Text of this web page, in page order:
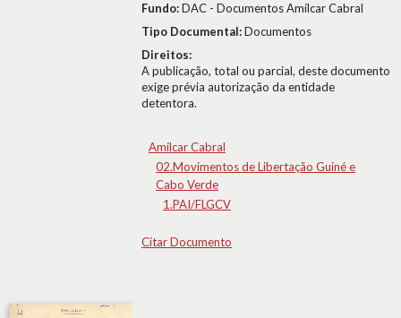
Fundo:DAC - Documentos Amílcar Cabral
Tipo Documental:Documentos
Direitos:
A publicação, total ou parcial, deste documento
exige prévia autorização da entidade
detentora.
Amílcar Cabral
02.Movimentos de Libertação Guiné e
Cabo Verde
1.PAI/FLGCV
Citar Documento